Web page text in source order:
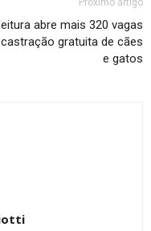
Próximo artigo
abre mais 320 vagas
gratuita de cães
e gatos